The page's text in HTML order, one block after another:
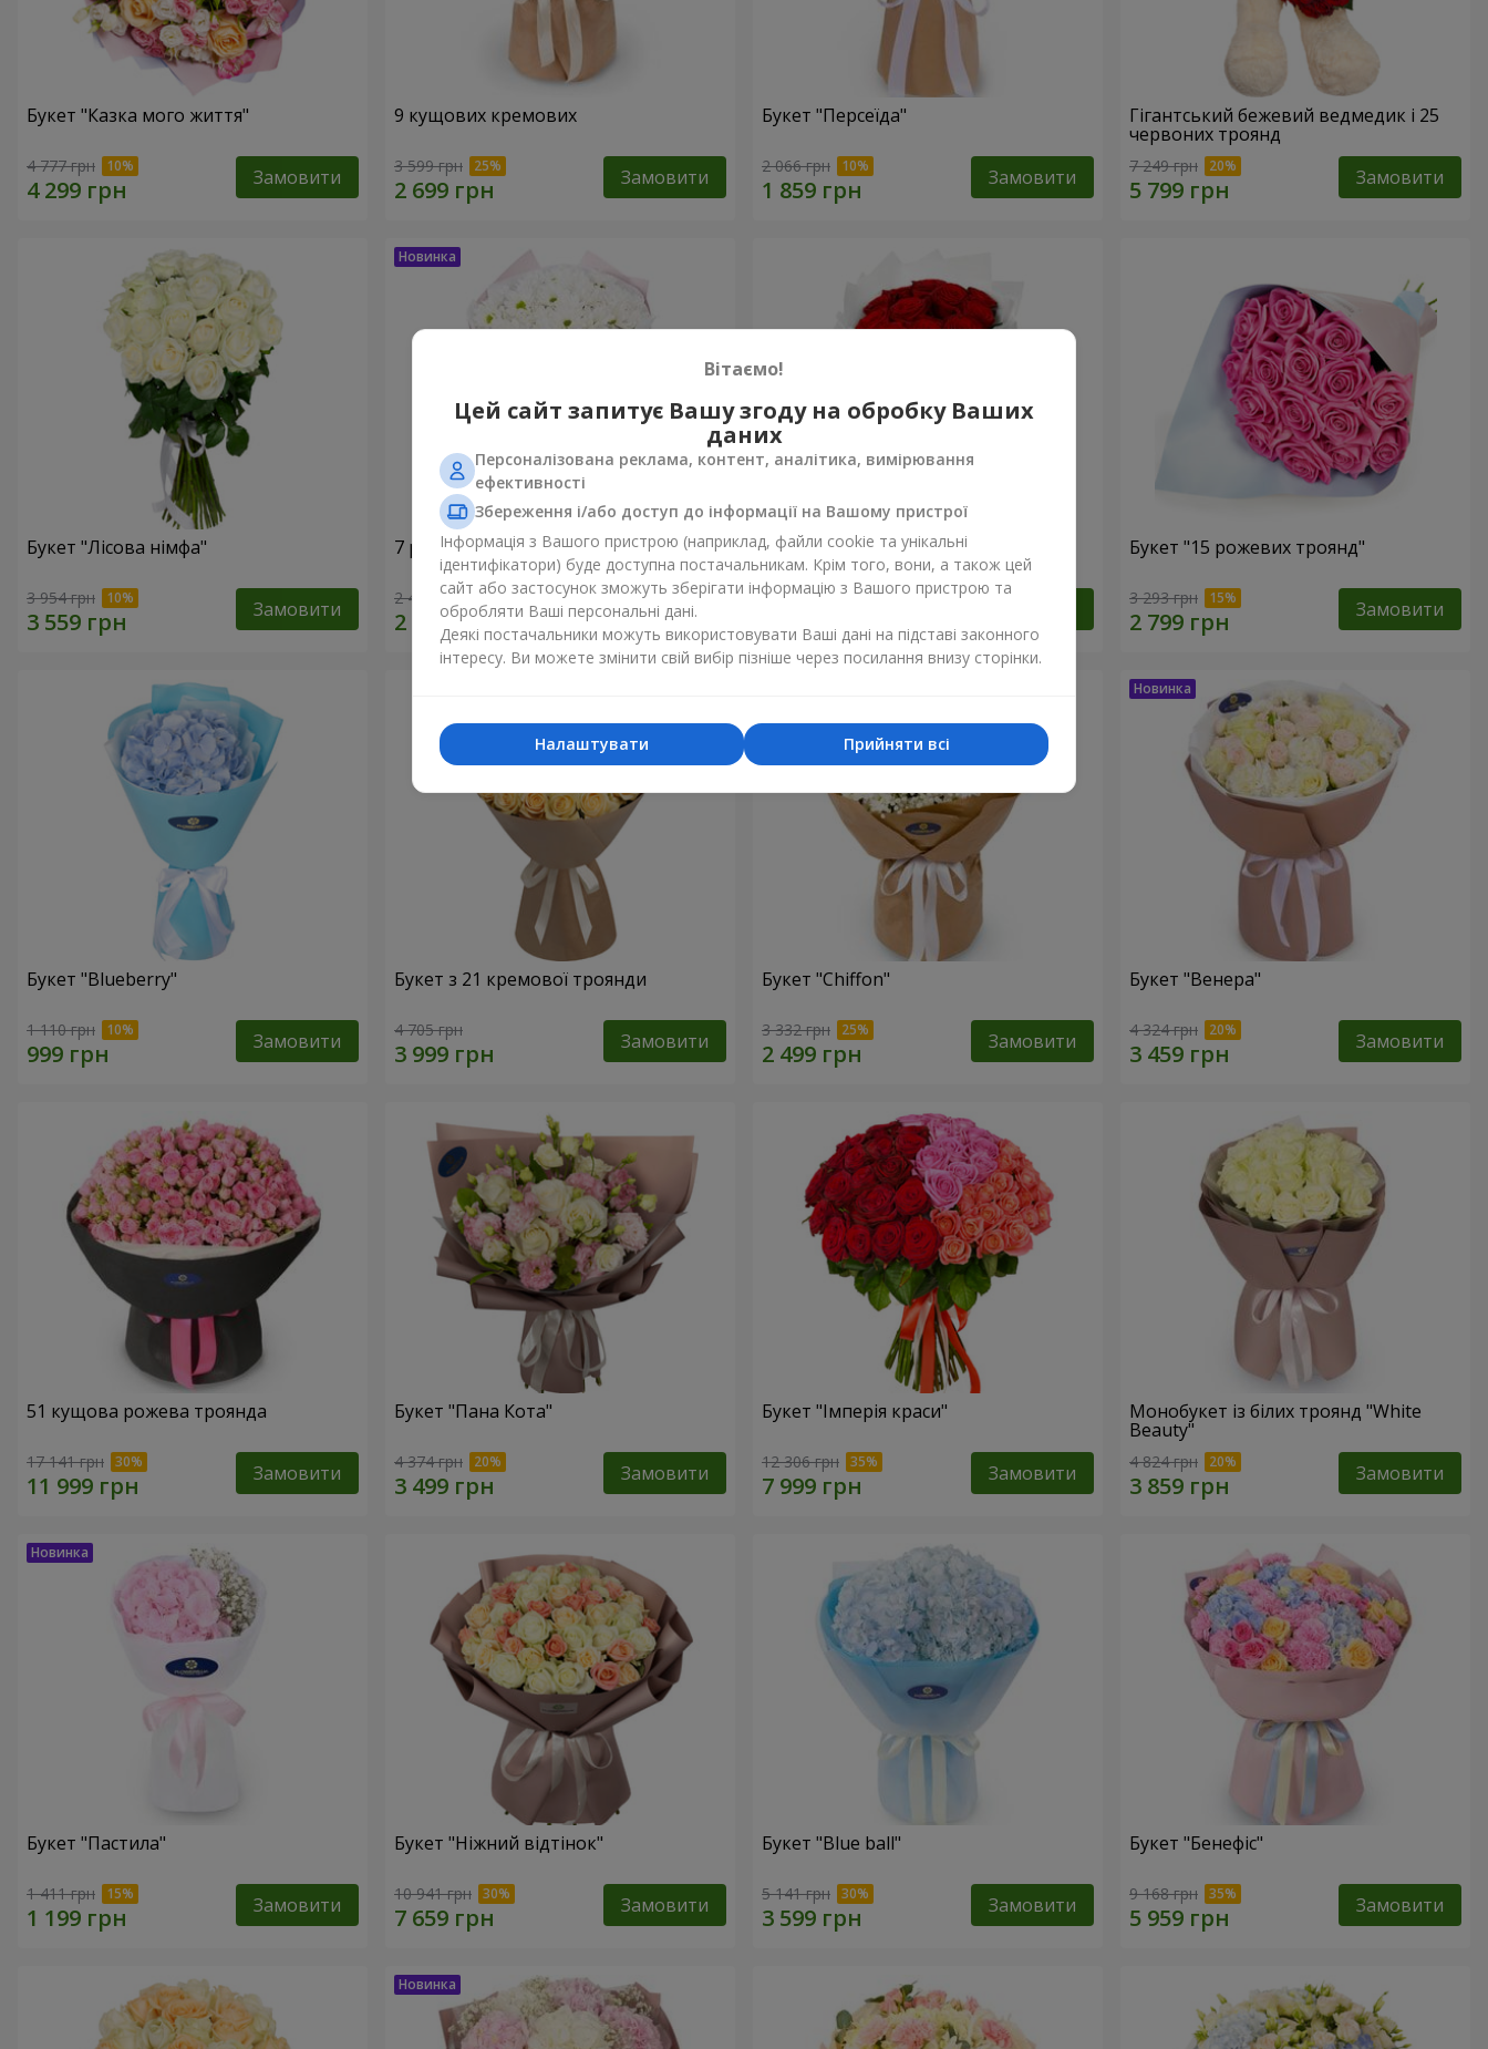
Букет "Казка мого життя"
4 777 грн Замовити
9 кущових кремових
3 599 грн Замовити
Букет "Персеїда"
2 066 грн Замовити
Гігантський бежевий ведмедик і 25
червоних троянд
7 249 грн Замовити
Букет "Лісова німфа"
3 954 грн Замовити
7 ромашкових хризантем
2 469 грн Замовити
Монобукет з 11 червоних троянд
2 749 грн
Букет "15 рожевих троянд"
3 293 грн Замовити
Букет "Blueberry"
1 110 грн Замовити
Букет з 21 кремової троянди
4 705 грн Замовити
Букет "Chiffon"
3 332 грн Замовити
Букет "Венера"
4 324 грн Замовити
51 кущова рожева троянда
17 141 грн Замовити
Букет "Пана Кота"
4 374 грн Замовити
Букет "Імперія краси"
12 306 грн Замовити
Монобукет із білих троянд "White
Beauty"
4 824 грн Замовити
Букет "Пастила"
1 411 грн Замовити
Букет "Ніжний відтінок"
10 941 грн Замовити
Букет "Blue ball"
5 141 грн Замовити
Букет "Бенефіс"
9 168 грн Замовити
Вітаємо!
Цей сайт запитує Вашу згоду на обробку Ваших
даних
Персоналізована реклама, контент, аналітика, вимірювання
ефективності
Збереження і/або доступ до інформації на Вашому пристрої
Інформація з Вашого пристрою (наприклад, файли cookie та унікальні
ідентифікатори) буде доступна постачальникам. Крім того, вони, а також цей
сайт або застосунок зможуть зберігати інформацію з Вашого пристрою та
обробляти Ваші персональні дані.
Деякі постачальники можуть використовувати Ваші дані на підставі законного
інтересу. Ви можете змінити свій вибір пізніше через посилання внизу сторінки.
Прийняти всі
Налаштувати